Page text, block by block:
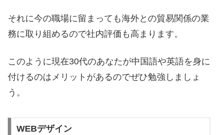
それに今の職場に留まっても海外との貿易関係の業
務に取り組めるので社内評価も高まります。
このように現在30代のあなたが中国語や英語を身に
付けるのはメリットがあるのでぜひ勉強しましょ
う。
WEBデザイン